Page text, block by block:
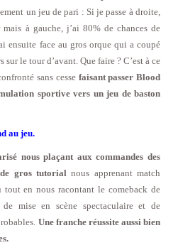
un jeu de pari : Si je passe à droite,
à gauche, j’ai 80% de chances de
ensuite face au gros orque qui a coupé
sur le tour d’avant. Que faire ? C’est à ce
sans cesse faisant passer Blood
sportive vers un jeu de baston
au jeu.
nous plaçant aux commandes des
gros tutorial nous apprenant match
tout en nous racontant le comeback de
mise en scène spectaculaire et de
Une franche réussite aussi bien